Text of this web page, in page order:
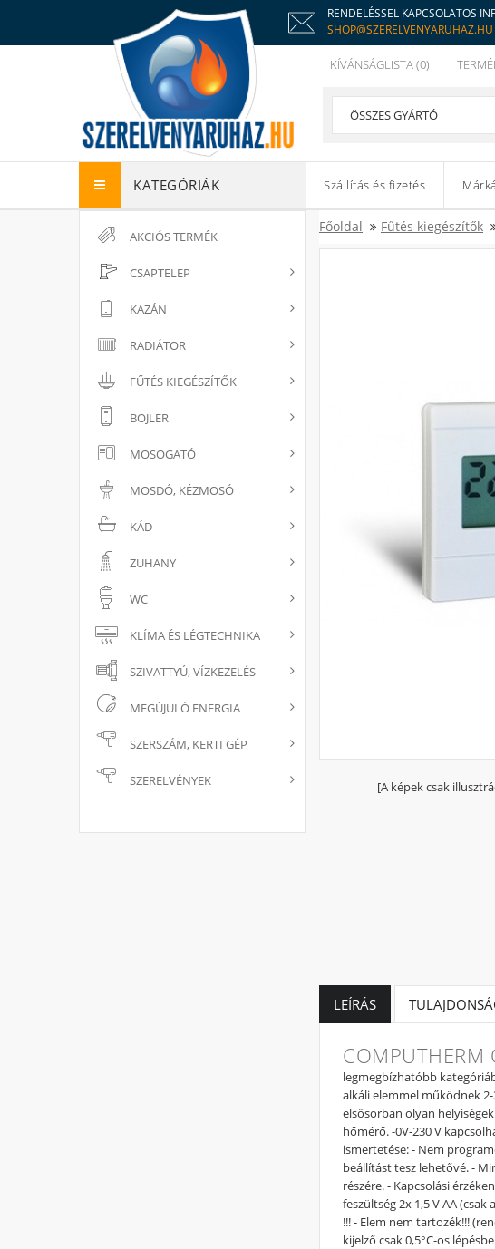
RENDELÉSSEL KAPCSOLATOS
SHOP@SZERELVENYARUHAZ.HU
KÍVÁNSÁGLISTA (0)
KATEGÓRIÁK Szállítás és fizetés
AKCIÓS TERMÉK
CSAPTELEP
KAZÁN
RADIÁTOR
FŰTÉS KIEGÉSZÍTŐK
BOJLER
MOSOGATÓ
MOSDÓ, KÉZMOSÓ
KÁD
ZUHANY
WC
KLÍMA ÉS LÉGTECHNIKA
SZIVATTYÚ, VÍZKEZELÉS
MEGÚJULÓ ENERGIA
SZERSZÁM, KERTI GÉP
SZERELVÉNYEK
Főoldal Fűtés kiegészítők
[A képek csak
LEÍRÁS
legmegbízhatóbb
alkáli elemmel működnek
elsősorban olyan
hőmérő. -0V-230 V
ismertetése: - Nem
beállítást tesz lehetővé. -
részére. - Kapcsolási
feszültség 2x 1,5 V AA
!!! - Elem nem tartozék!!!
kijelző csak 0,5°C-os